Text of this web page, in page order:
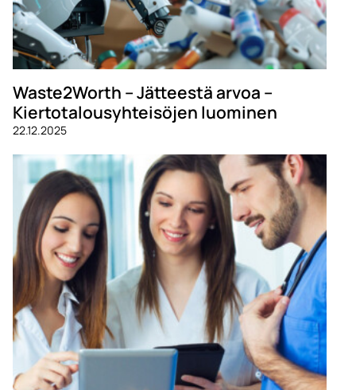
Waste2Worth – Jätteestä arvoa –
Kiertotalousyhteisöjen luominen
22.12.2025